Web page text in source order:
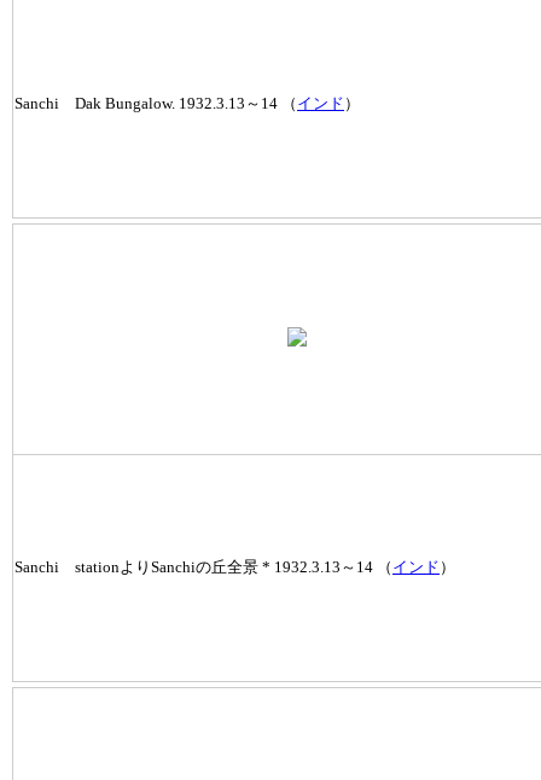
Sanchi Dak Bungalow. 1932.3.13～14 （ インド ）
Sanchi stationよりSanchiの丘全景 * 1932.3.13～14 （ インド ）